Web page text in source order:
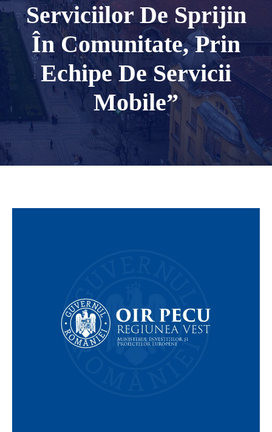
Serviciilor De Sprijin
În Comunitate, Prin
Echipe De Servicii
Mobile”